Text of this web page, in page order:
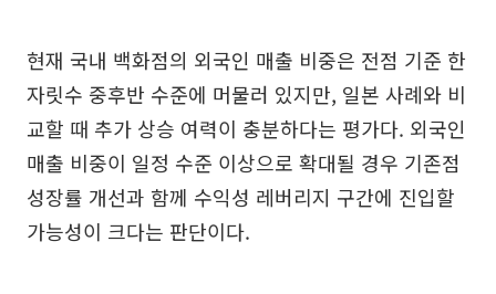
현재 국내 백화점의 외국인 매출 비중은 전점 기준 한
자릿수 중후반 수준에 머물러 있지만, 일본 사례와 비
교할 때 추가 상승 여력이 충분하다는 평가다. 외국인
매출 비중이 일정 수준 이상으로 확대될 경우 기존점
성장률 개선과 함께 수익성 레버리지 구간에 진입할
가능성이 크다는 판단이다.